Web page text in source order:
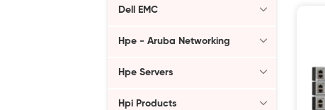
Dell EMC
Hpe - Aruba Networking
Hpe Servers
Hpi Products